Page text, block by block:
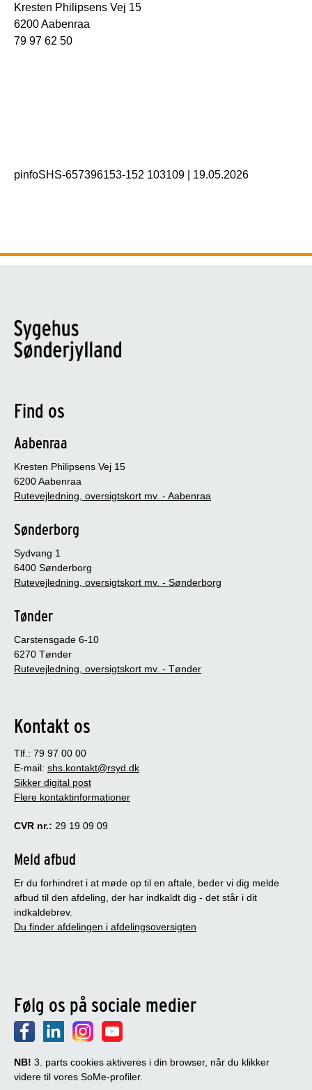
Kresten Philipsens Vej 15
6200 Aabenraa
79 97 62 50
pinfoSHS-657396153-152 103109 19.05.2026
Find os
Aabenraa
Kresten Philipsens Vej 15
6200 Aabenraa
Rutevejledning, oversigtskort mv. - Aabenraa
Sønderborg
Sydvang 1
6400 Sønderborg
Rutevejledning, oversigtskort mv. - Sønderborg
Tønder
Carstensgade 6-10
6270 Tønder
Rutevejledning, oversigtskort mv. - Tønder
Kontakt os
Tlf.: 79 97 00 00
E-mail: shs.kontakt@rsyd.dk
Sikker digital post
Flere kontaktinformationer
CVR nr.: 29 19 09 09
Meld afbud
Er du forhindret i at møde op til en aftale, beder vi dig melde
afbud til den afdeling, der har indkaldt dig - det står i dit
indkaldebrev.
Du finder afdelingen i afdelingsoversigten
Følg os på sociale medier
NB! 3. parts cookies aktiveres i din browser, når du klikker
videre til vores SoMe-profiler.